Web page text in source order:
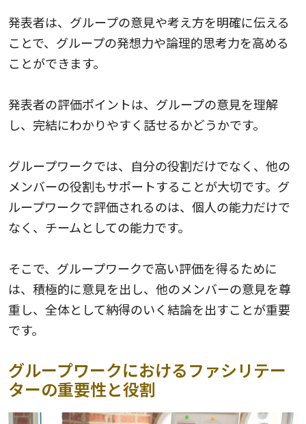
発表者は、グループの意見や考え方を明確に伝える
ことで、グループの発想力や論理的思考力を高める
ことができます。
発表者の評価ポイントは、グループの意見を理解
し、完結にわかりやすく話せるかどうかです。
グループワークでは、自分の役割だけでなく、他の
メンバーの役割もサポートすることが大切です。グ
ループワークで評価されるのは、個人の能力だけで
なく、チームとしての能力です。
そこで、グループワークで高い評価を得るために
は、積極的に意見を出し、他のメンバーの意見を尊
重し、全体として納得のいく結論を出すことが重要
です。
グループワークにおけるファシリテー
ターの重要性と役割